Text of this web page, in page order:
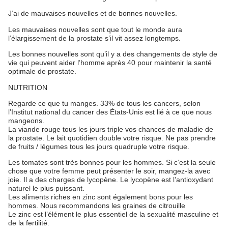
J’ai de mauvaises nouvelles et de bonnes nouvelles.
Les mauvaises nouvelles sont que tout le monde aura
l’élargissement de la prostate s’il vit assez longtemps.
Les bonnes nouvelles sont qu’il y a des changements de style de
vie qui peuvent aider l’homme après 40 pour maintenir la santé
optimale de prostate.
NUTRITION
Regarde ce que tu manges. 33% de tous les cancers, selon
l’Institut national du cancer des États-Unis est lié à ce que nous
mangeons.
La viande rouge tous les jours triple vos chances de maladie de
la prostate. Le lait quotidien double votre risque. Ne pas prendre
de fruits / légumes tous les jours quadruple votre risque.
Les tomates sont très bonnes pour les hommes. Si c’est la seule
chose que votre femme peut présenter le soir, mangez-la avec
joie. Il a des charges de lycopène. Le lycopène est l’antioxydant
naturel le plus puissant.
Les aliments riches en zinc sont également bons pour les
hommes. Nous recommandons les graines de citrouille
Le zinc est l’élément le plus essentiel de la sexualité masculine et
de la fertilité.